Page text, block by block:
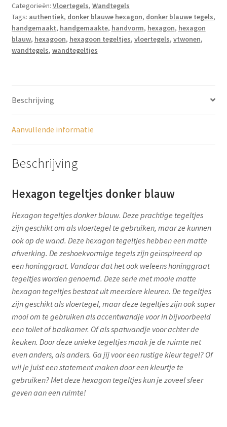
wandtegeltjes,
TP064
aantal
Categorieën: Vloertegels, Wandtegels
Tags: authentiek, donker blauwe hexagon, donker blauwe tegels,
handgemaakt, handgemaakte, handvorm, hexagon, hexagon
blauw, hexagoon, hexagoon tegeltjes, vloertegels, vtwonen,
wandtegels, wandtegeltjes
Beschrijving
Aanvullende informatie
Beschrijving
Hexagon tegeltjes donker blauw
Hexagon tegeltjes donker blauw. Deze prachtige tegeltjes
zijn geschikt om als vloertegel te gebruiken, maar ze kunnen
ook op de wand. Deze hexagon tegeltjes hebben een matte
afwerking. De zeshoekvormige tegels zijn geïnspireerd op
een honinggraat. Vandaar dat het ook weleens honinggraat
tegeltjes worden genoemd. Deze serie met mooie matte
hexagon tegeltjes bestaat uit meerdere kleuren. De tegeltjes
zijn geschikt als vloertegel, maar deze tegeltjes zijn ook super
mooi om te gebruiken als accentwandje voor in bijvoorbeeld
een toilet of badkamer. Of als spatwandje voor achter de
keuken. Door deze unieke tegeltjes maak je de ruimte net
even anders, als anders. Ga jij voor een rustige kleur tegel? Of
wil je juist een statement maken door een kleurtje te
gebruiken? Met deze hexagon tegeltjes kun je zoveel sfeer
geven aan een ruimte!